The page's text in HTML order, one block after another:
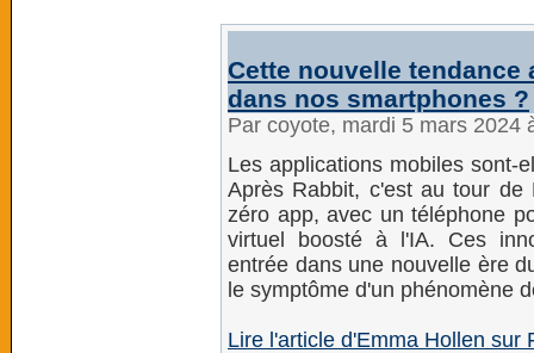
Cette nouvelle
dans nos smartphones ?
Par coyote, mardi 5 mars 2024
Les applications mobiles sont-
Après Rabbit, c'est au tour de
zéro app, avec un téléphone
virtuel boosté à l'IA. Ces
entrée dans une nouvelle ère
le symptôme d'un phénomène
Lire l'article d'Emma Hollen sur